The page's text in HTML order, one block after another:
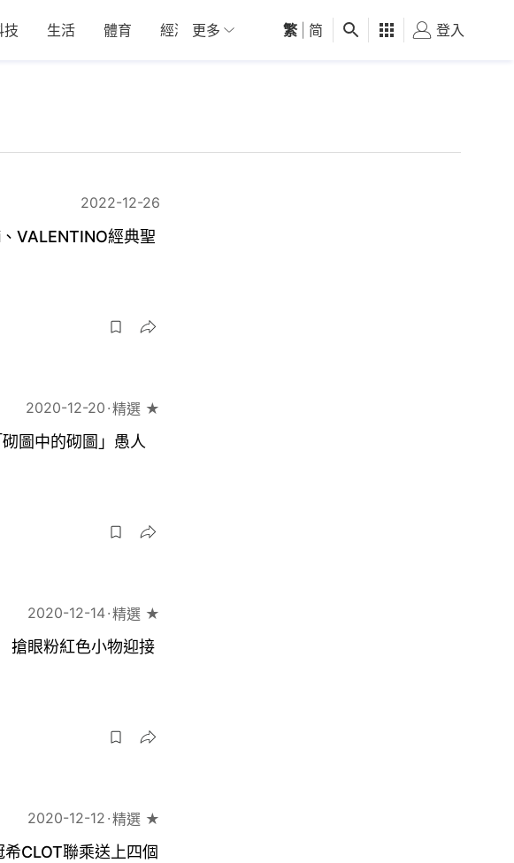
技 生活 體育 經濟 01深圳 觀點 健康 好食玩飛
更多 繁 简 登入
2022-12-26
VALENTINO經典聖
2020-12-20 精選 ★
圖中的砌圖」愚人
2020-12-14 精選 ★
眼粉紅色小物迎接
2020-12-12 精選 ★
CLOT聯乘送上四個